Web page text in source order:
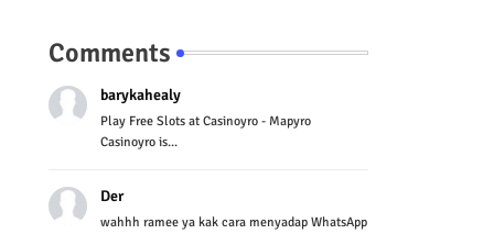
Comments
barykahealy
Play Free Slots at Casinoyro - Mapyro
Casinoyro is...
Der
wahhh ramee ya kak cara menyadap WhatsApp